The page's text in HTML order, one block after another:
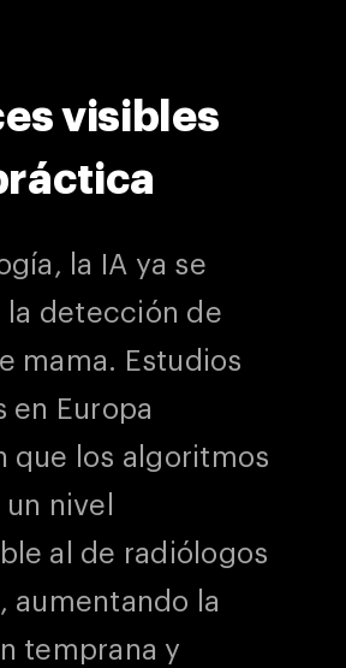
visibles
la IA ya se
la detección de
mama. Estudios
en Europa
que los algoritmos
nivel
al de radiólogos
aumentando la
temprana y